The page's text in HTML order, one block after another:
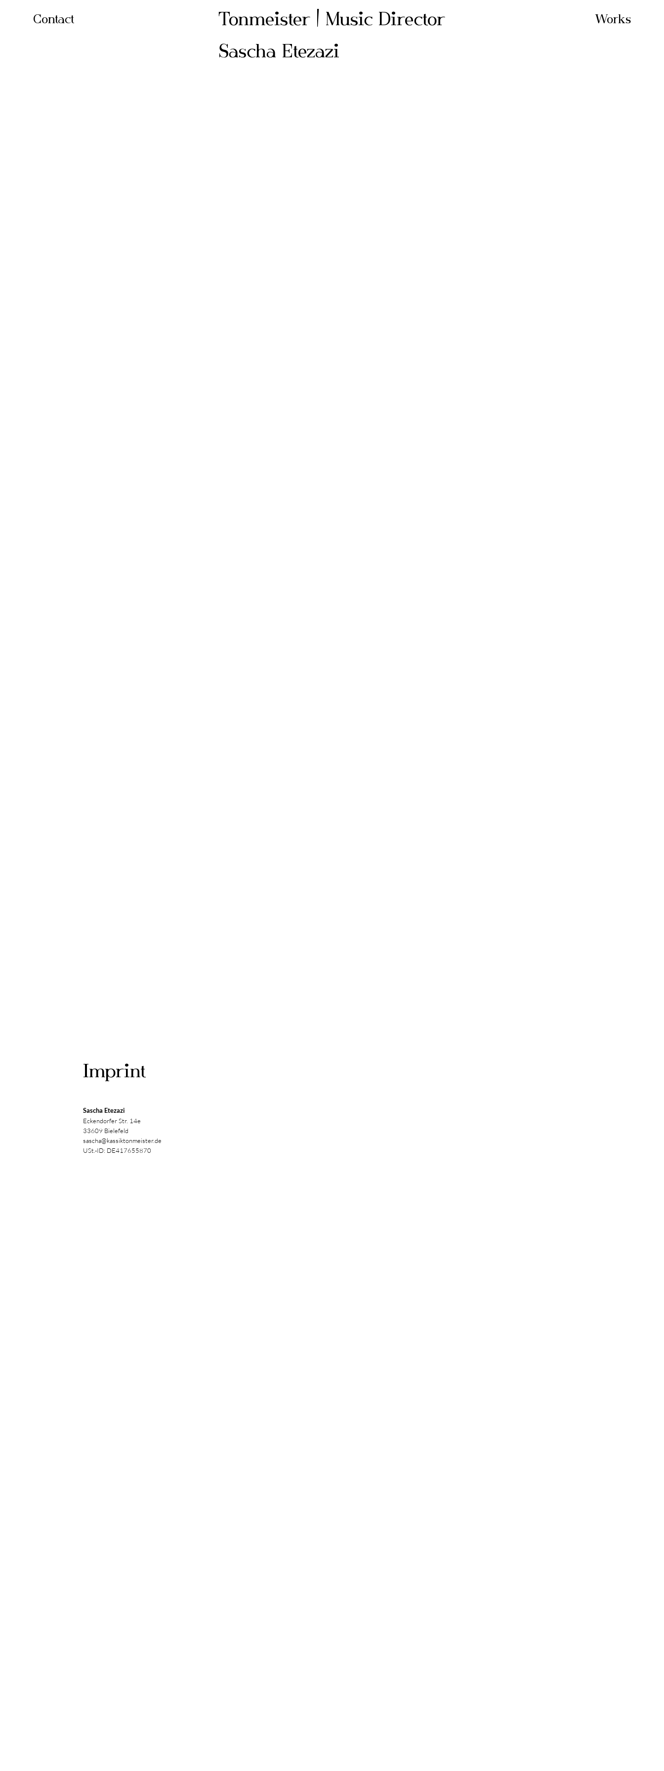
Contact
Tonmeister | Music Director
Sascha Etezazi
Works
Imprint
Sascha Etezazi
Eckendorfer Str. 14e
33609 Bielefeld
sascha@kassiktonmeister.de
USt.-ID: DE417655870